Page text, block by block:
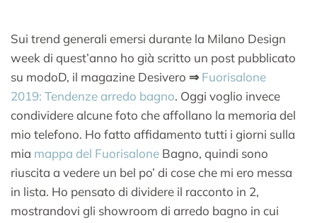
Sui trend generali emersi durante la Milano Design
week di quest’anno ho già scritto un post pubblicato
su modoD, il magazine Desivero ⇒ Fuorisalone
2019: Tendenze arredo bagno. Oggi voglio invece
condividere alcune foto che affollano la memoria del
mio telefono. Ho fatto affidamento tutti i giorni sulla
mia mappa del Fuorisalone Bagno, quindi sono
riuscita a vedere un bel po’ di cose che mi ero messa
in lista. Ho pensato di dividere il racconto in 2,
mostrandovi gli showroom di arredo bagno in cui